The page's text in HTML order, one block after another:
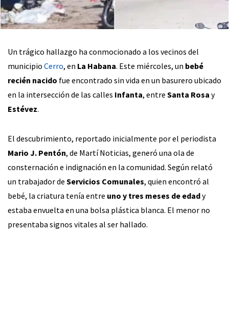
Un trágico hallazgo ha conmocionado a los vecinos del
municipio Cerro, en La Habana. Este miércoles, un bebé
recién nacido fue encontrado sin vida en un basurero ubicado
en la intersección de las calles Infanta, entre Santa Rosa y
Estévez.
El descubrimiento, reportado inicialmente por el periodista
Mario J. Pentón, de Martí Noticias, generó una ola de
consternación e indignación en la comunidad. Según relató
un trabajador de Servicios Comunales, quien encontró al
bebé, la criatura tenía entre uno y tres meses de edady
estaba envuelta en una bolsa plástica blanca. El menor no
presentaba signos vitales al ser hallado.